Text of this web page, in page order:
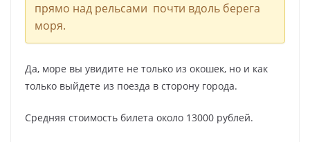
прямо над рельсами почти вдоль берега
моря.
Да, море вы увидите не только из окошек, но и как
только выйдете из поезда в сторону города.
Средняя стоимость билета около 13000 рублей.